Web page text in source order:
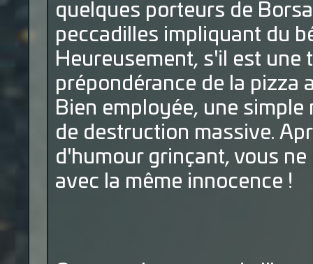
quelques porteurs de
peccadilles impliquant du
Heureusement, s'il est une
prépondérance de la pizza
Bien employée, une
de destruction massive.
d'humour grinçant, vous
avec la même innocence !